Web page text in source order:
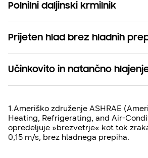
Polnilni daljinski krmilnik
Prijeten hlad brez hladnih
Učinkovito in natančno
1.Ameriško združenje ASHRAE
Heating, Refrigerating, and Air-
opredeljuje »brezvetrje« kot tok
0,15 m/s, brez hladnega prepiha.